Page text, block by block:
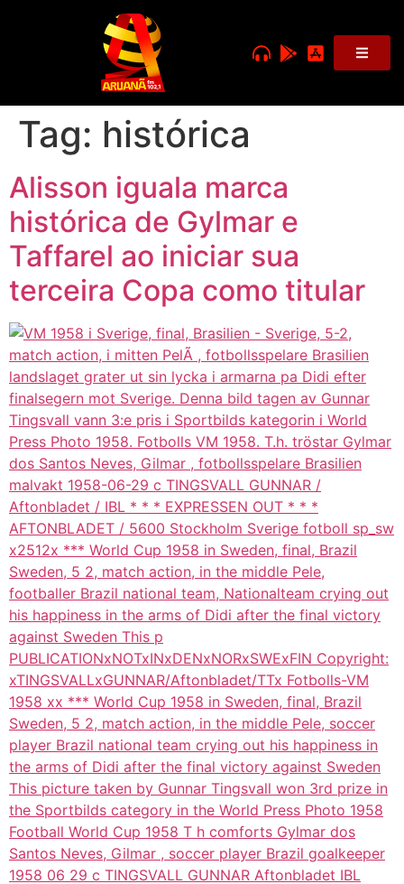
Tag: histórica
Alisson iguala marca
histórica de Gylmar e
Taffarel ao iniciar sua
terceira Copa como titular